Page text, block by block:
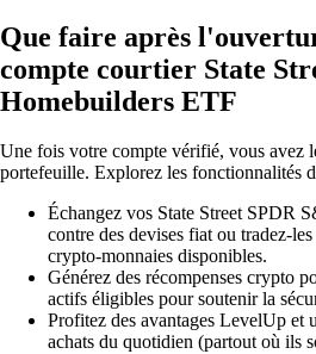
Que faire après
compte courtier State
Homebuilders ETF
Une fois votre compte vérifié, vous avez
portefeuille. Explorez les fonctionnalités
Échangez vos State Street SPDR
contre des devises fiat ou tradez-
crypto-monnaies disponibles.
Générez des récompenses crypto
actifs éligibles pour soutenir la
Profitez des avantages LevelUp et
achats du quotidien (partout où ils